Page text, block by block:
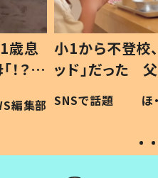
歳息
？」
編集部
小1から不登校
ッド」だった
作り続ける理
#令和の子
SNSで話題 ほ